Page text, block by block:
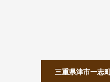
三重県津市一志